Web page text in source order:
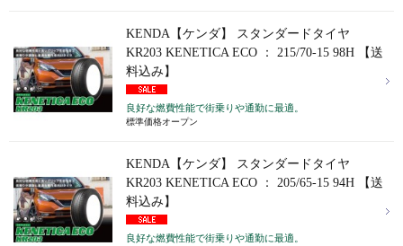
KENDA【ケンダ】 スタンダードタイヤ
KR203 KENETICA ECO ： 215/70-15 98H 【送
料込み】
良好な燃費性能で街乗りや通勤に最適。
標準価格オープン
KENDA【ケンダ】 スタンダードタイヤ
KR203 KENETICA ECO ： 205/65-15 94H 【送
料込み】
良好な燃費性能で街乗りや通勤に最適。